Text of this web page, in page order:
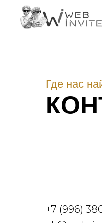
Где нас
+7 (996)